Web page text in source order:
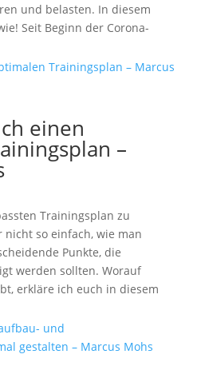
und belasten. In diesem
Seit Beginn der Corona-
einen
–
Trainingsplan zu
so einfach, wie man
Punkte, die
werden sollten. Worauf
erkläre ich euch in diesem